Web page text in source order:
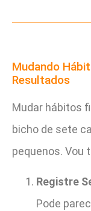
Mudando
Resultados
Mudar hábitos
bicho de sete
pequenos. Vou
Registre
Pode